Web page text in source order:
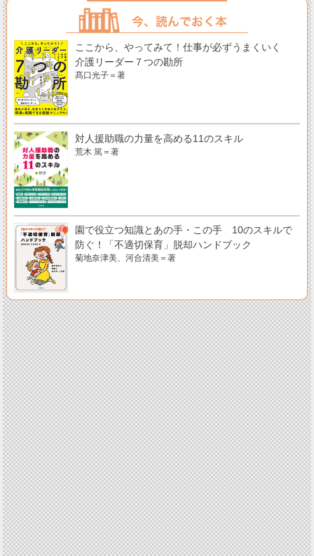
ここから、やってみて！仕事が必ずうまくいく
介護リーダー７つの勘所
髙口光子＝著
対人援助職の力量を高める11のスキル
荒木 篤＝著
園で役立つ知識とあの手・この手 10のスキルで
防ぐ！「不適切保育」脱却ハンドブック
菊地奈津美、河合清美＝著